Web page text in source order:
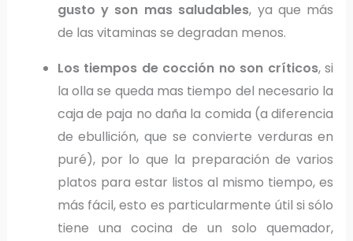
gusto y son mas saludables, ya que más
de las vitaminas se degradan menos.
Los tiempos de cocción no son críticos, si
la olla se queda mas tiempo del necesario la
caja de paja no daña la comida (a diferencia
de ebullición, que se convierte verduras en
puré), por lo que la preparación de varios
platos para estar listos al mismo tiempo, es
más fácil, esto es particularmente útil si sólo
tiene una cocina de un solo quemador,